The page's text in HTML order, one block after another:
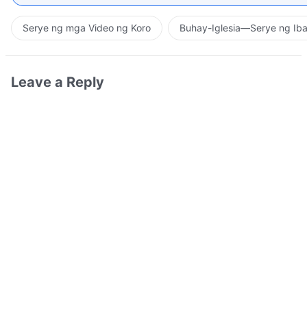
Serye ng mga Video ng Koro Buhay-Iglesia—Serye ng
Leave a Reply